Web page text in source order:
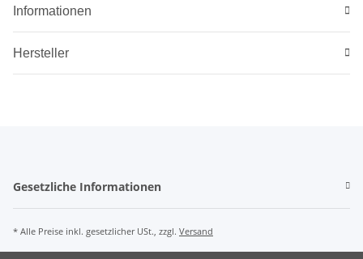
Informationen
Hersteller
Gesetzliche Informationen
* Alle Preise inkl. gesetzlicher USt., zzgl. Versand